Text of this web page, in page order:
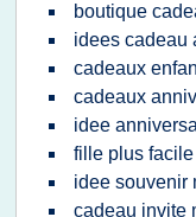
boutique
idees cadeau
cadeaux
cadeaux
idee
fille plus
idee souvenir
cadeau invite